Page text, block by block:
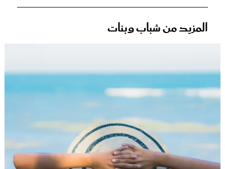
المزيد من شباب وبنات